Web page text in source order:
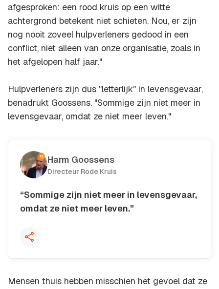
afgesproken: een rood kruis op een witte
achtergrond betekent niet schieten. Nou, er zijn
nog nooit zoveel hulpverleners gedood in een
conflict, niet alleen van onze organisatie, zoals in
het afgelopen half jaar."
Hulpverleners zijn dus "letterlijk" in levensgevaar,
benadrukt Goossens. "Sommige zijn niet meer in
levensgevaar, omdat ze niet meer leven."
Harm Goossens
Directeur Rode Kruis
“Sommige zijn niet meer in levensgevaar,
omdat ze niet meer leven.”
Kopieer quote
Mensen thuis hebben misschien het gevoel dat ze